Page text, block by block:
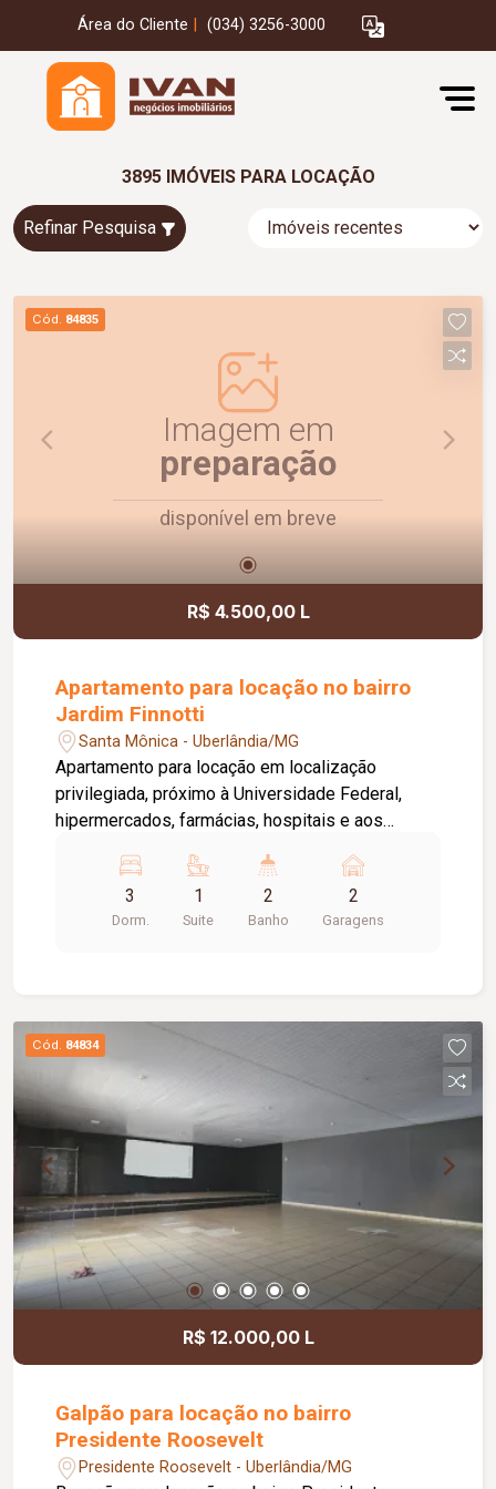
Área do Cliente (034) 3256-3000
3895 IMÓVEIS PARA LOCAÇÃO
Refinar Pesquisa
Cód. 84835
Imagem em
preparação
disponível em breve
R$ 4.500,00 L
Apartamento para locação no bairro
Jardim Finnotti
Santa Mônica - Uberlândia/MG
Apartamento para locação em localização
privilegiada, próximo à Universidade Federal,
hipermercados, farmácias, hospitais e aos
03 quartos, sendo 01 suíte ampla com closet,
oferecendo conforto e praticidade para toda a
família. Possui sala espaçosa com vista livre,
de lazer e confraternização. O apartamento
dispõe ainda de elevador e 02 vagas de
garagem.
3
Dorm.
1
Suite
2
Banho
2
Garagens
Cód. 84834
R$ 12.000,00 L
Galpão para locação no bairro
Presidente Roosevelt
Presidente Roosevelt - Uberlândia/MG